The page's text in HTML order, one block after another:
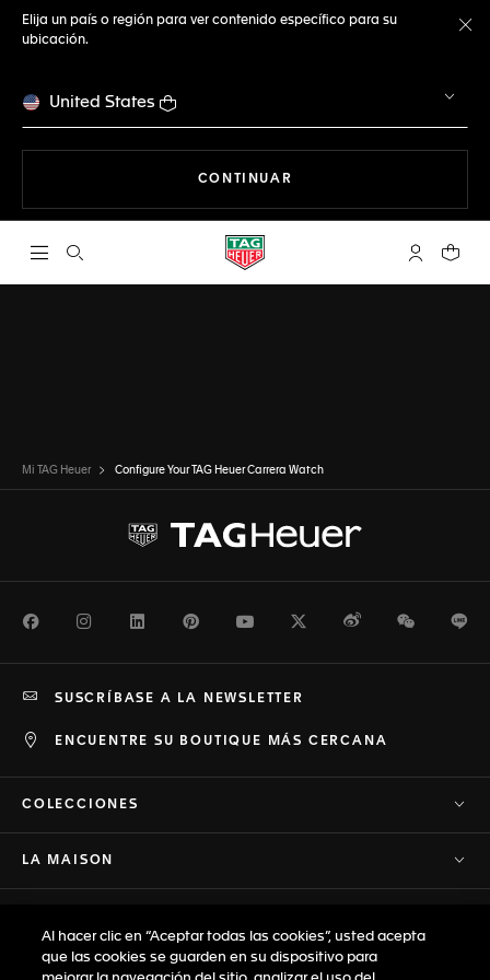
Elija un país o región para ver contenido específico para su
ubicación.
United States
CONTINUAR
Abrir el menú de búsqueda Cuenta Mi
Su
Mi TAG Heuer Configure Your TAG Heuer Carrera Watch
FacebookInstagramLinkedInPinterestYoutubeTwitterWeiboWeChat
ENCUENTRE SU BOUTIQUE MÁS CERCANA
SUSCRÍBASE A LA NEWSLETTER
COLECCIONES
LA MAISON
PRIVACIDAD Y TÉRMINOS
Al hacer clic en “Aceptar todas las cookies”, usted acepta
que las cookies se guarden en su dispositivo para